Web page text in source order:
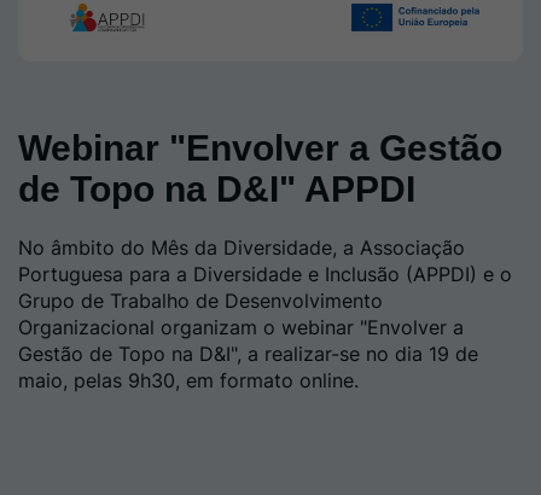
Webinar "Envolver a Gestão
de Topo na D&I" APPDI
No âmbito do Mês da Diversidade, a Associação
Portuguesa para a Diversidade e Inclusão (APPDI) e o
Grupo de Trabalho de Desenvolvimento
Organizacional organizam o webinar "Envolver a
Gestão de Topo na D&I", a realizar-se no dia 19 de
maio, pelas 9h30, em formato online.